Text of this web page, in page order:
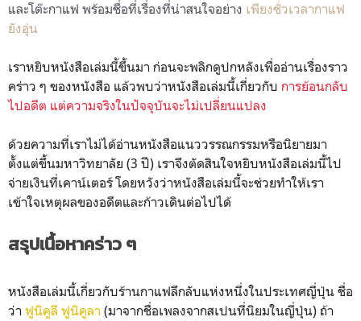
และโต๊ะกาแฟ พร้อมชื่อที่เรื่องที่น่าสนใจอย่าง เพียงชั่วเวลากาแฟ
ยังอุ่น
เราหยิบหนังสือเล่มนี้ขึ้นมา ก่อนจะพลิกดูปกหลังเพื่ออ่านเรื่องราว
คร่าว ๆ ของหนังสือ แล้วพบว่าหนังสือเล่มนี้เกี่ยวกับ การย้อนกลับ
ไปอดีต แต่ความจริงในปัจจุบันจะไม่เปลี่ยนแปลง
ด้วยความที่เราไม่ได้อ่านหนังสือแนววรรณกรรมหรือนิยายมา
ตั้งแต่ขึ้นมหาวิทยาลัย (3 ปี) เราจึงตัดสินใจหยิบหนังสือเล่มนี้ไป
จ่ายเงินที่เคาน์เตอร์ โดยหวังว่าหนังสือเล่มนี้จะช่วยทำให้เรา
เข้าใจเหตุผลของอดีตและก้าวเดินต่อไปได้
สรุปเนื้อหาคร่าว ๆ
หนังสือเล่มนี้เกี่ยวกับร้านกาแฟลึกลับแห่งหนึ่งในประเทศญี่ปุ่น ชื่อ
ว่า ฟูนิคูลี ฟูนิคูลา (มาจากชื่อเพลงจากสเปนที่นิยมในญี่ปุ่น) ถ้า